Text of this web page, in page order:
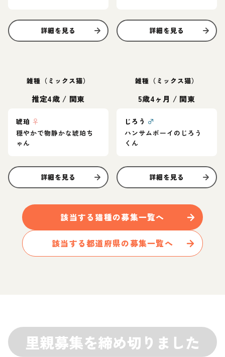
詳細を見る 詳細を見る
雑種（ミックス猫）
推定4歳 / 関東
琥珀 ♀
穏やかで物静かな琥珀ち
ゃん
詳細を見る
雑種（ミックス猫）
5歳4ヶ月 / 関東
じろう ♂
ハンサムボーイのじろう
くん
詳細を見る
該当する 猫種の募集一覧へ
該当する都道府県の募集一覧へ
里親募集を締め切りました